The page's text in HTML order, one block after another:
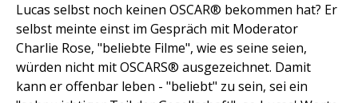
Lucas selbst noch keinen OSCAR® bekommen hat? Er
selbst meinte einst im Gespräch mit Moderator
Charlie Rose, "beliebte Filme", wie es seine seien,
würden nicht mit OSCARS® ausgezeichnet. Damit
kann er offenbar leben - "beliebt" zu sein, sei ein